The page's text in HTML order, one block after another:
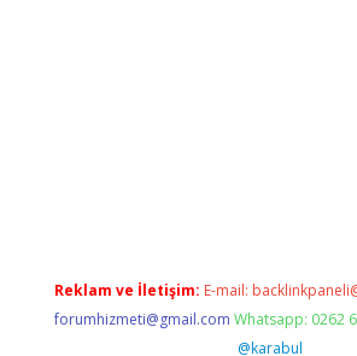
Reklam ve İletişim: E-mail:
forumhizmeti@gmail.com Whatsapp: 0262
@karabul